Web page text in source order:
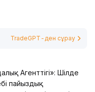
TradeGPT-ден сұрау
Агенттігі»: Шілде
пайыздық